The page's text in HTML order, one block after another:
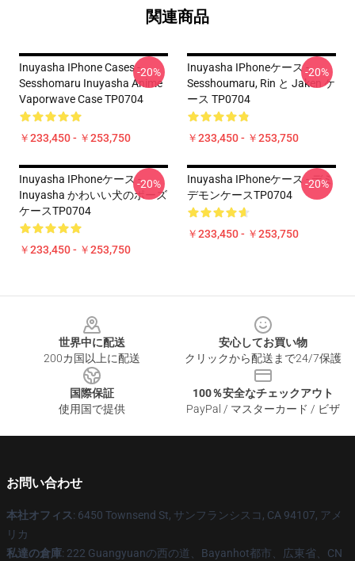
関連商品
Inuyasha IPhone Cases -
Sesshomaru Inuyasha Anime
Vaporwave Case TP0704
￥233,450 - ￥253,750
-20%
Inuyasha IPhoneケース -
Sesshoumaru, Rin と Jaken ケ
ース TP0704
￥233,450 - ￥253,750
-20%
Inuyasha IPhoneケース -
Inuyasha かわいい犬のポーズ
ケースTP0704
￥233,450 - ￥253,750
-20%
Inuyasha IPhoneケース - デミ
デモンケースTP0704
￥233,450 - ￥253,750
-20%
世界中に配送
200カ国以上に配送
安心してお買い物
クリックから配送まで24/7保護
国際保証
使用国で提供
100％安全なチェックアウト
PayPal / マスターカード / ビザ
お問い合わせ
本社オフィス: 6450 Townsend St, サンフランシスコ, CA 94107, アメ
リカ
私達の倉庫: 222 Guangyuanの西の道、Bayanhot都市、広東省、CN